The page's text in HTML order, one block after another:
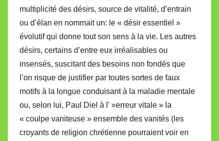
multiplicité des désirs, source de vitalité, d’entrain
ou d’élan en nommait un: le « désir essentiel »
évolutif qui donne tout son sens à la vie. Les autres
désirs, certains d’entre eux irréalisables ou
insensés, suscitant des besoins non fondés que
l’on risque de justifier par toutes sortes de faux
motifs à la longue conduisant à la maladie mentale
ou, selon lui, Paul Diel à l' »erreur vitale » la
« coulpe vaniteuse » ensemble des vanités (les
croyants de religion chrétienne pourraient voir en